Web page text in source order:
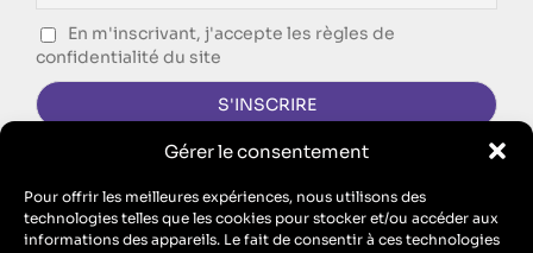
Gérer le consentement
Pour offrir les meilleures expériences, nous utilisons des
technologies telles que les cookies pour stocker et/ou accéder aux
informations des appareils. Le fait de consentir à ces technologies
En m'inscrivant, j'accepte les règles de
confidentialité du site
CONTACTEZ-NOUS !
FORMULAIRE DE CONTACT